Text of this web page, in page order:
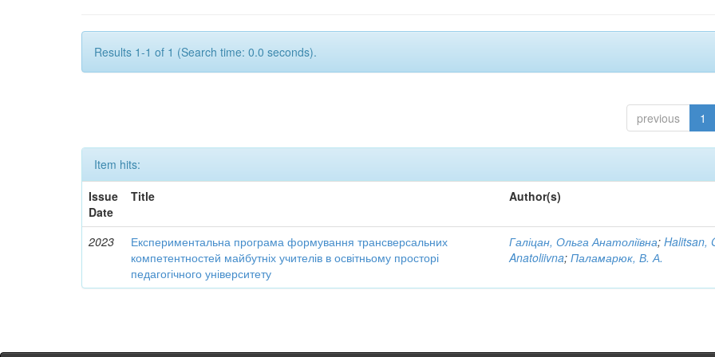
Results 1-1 of 1 (Search time: 0.0 seconds).
previous 1
Item hits:
Issue
Date
Title Author(s)
2023
Експериментальна програма формування трансверсальних
компетентностей майбутніх учителів в освітньому просторі
педагогічного університету
Галіцан, Ольга Анатоліївна;Halitsan,
Anatoliivna;Паламарюк, В. А.